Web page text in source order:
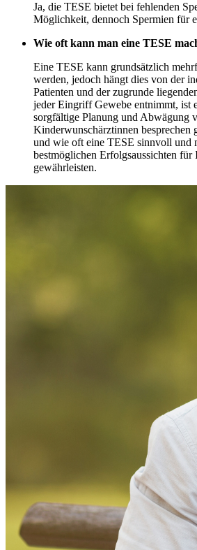
Ja, die TESE bietet bei fehlenden
Möglichkeit, dennoch Spermien für
Wie oft kann man eine TESE
Eine TESE kann grundsätzlich
werden, jedoch hängt dies von der
Patienten und der zugrunde
jeder Eingriff Gewebe entnimmt, ist
sorgfältige Planung und Abwägung
Kinderwunschärztinnen besprechen
und wie oft eine TESE sinnvoll und
bestmöglichen Erfolgsaussichten
gewährleisten.